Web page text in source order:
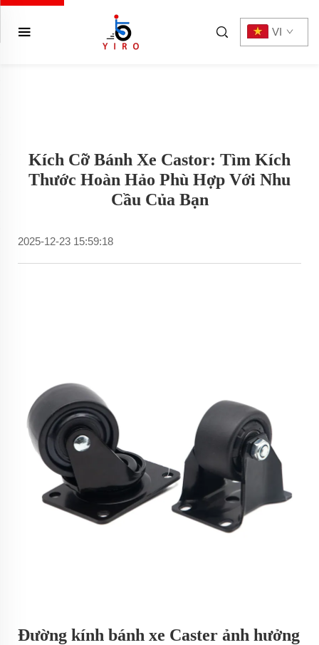
VI
Kích Cỡ Bánh Xe Castor: Tìm Kích
Thước Hoàn Hảo Phù Hợp Với Nhu
Cầu Của Bạn
2025-12-23 15:59:18
Đường kính bánh xe Caster ảnh hưởng